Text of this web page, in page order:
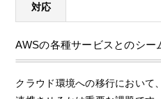
対応
AWSの各種サービスとのシー
クラウド環境への移行において